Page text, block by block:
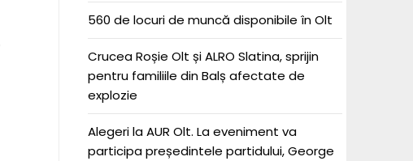
560 de locuri de muncă disponibile în Olt
Crucea Roșie Olt și ALRO Slatina, sprijin
pentru familiile din Balș afectate de
explozie
Alegeri la AUR Olt. La eveniment va
participa președintele partidului, George